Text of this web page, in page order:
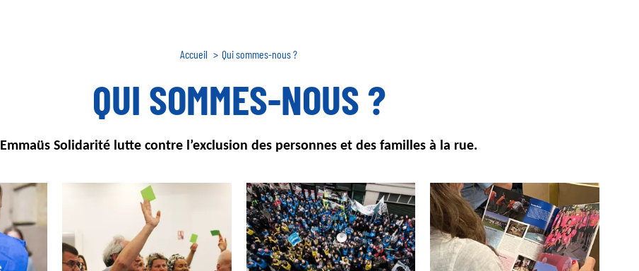
Fil
Accueil Qui sommes-nous ?
QUI SOMMES-NOUS ?
Emmaüs Solidarité lutte contre l’exclusion des personnes et des familles à la rue.
Image